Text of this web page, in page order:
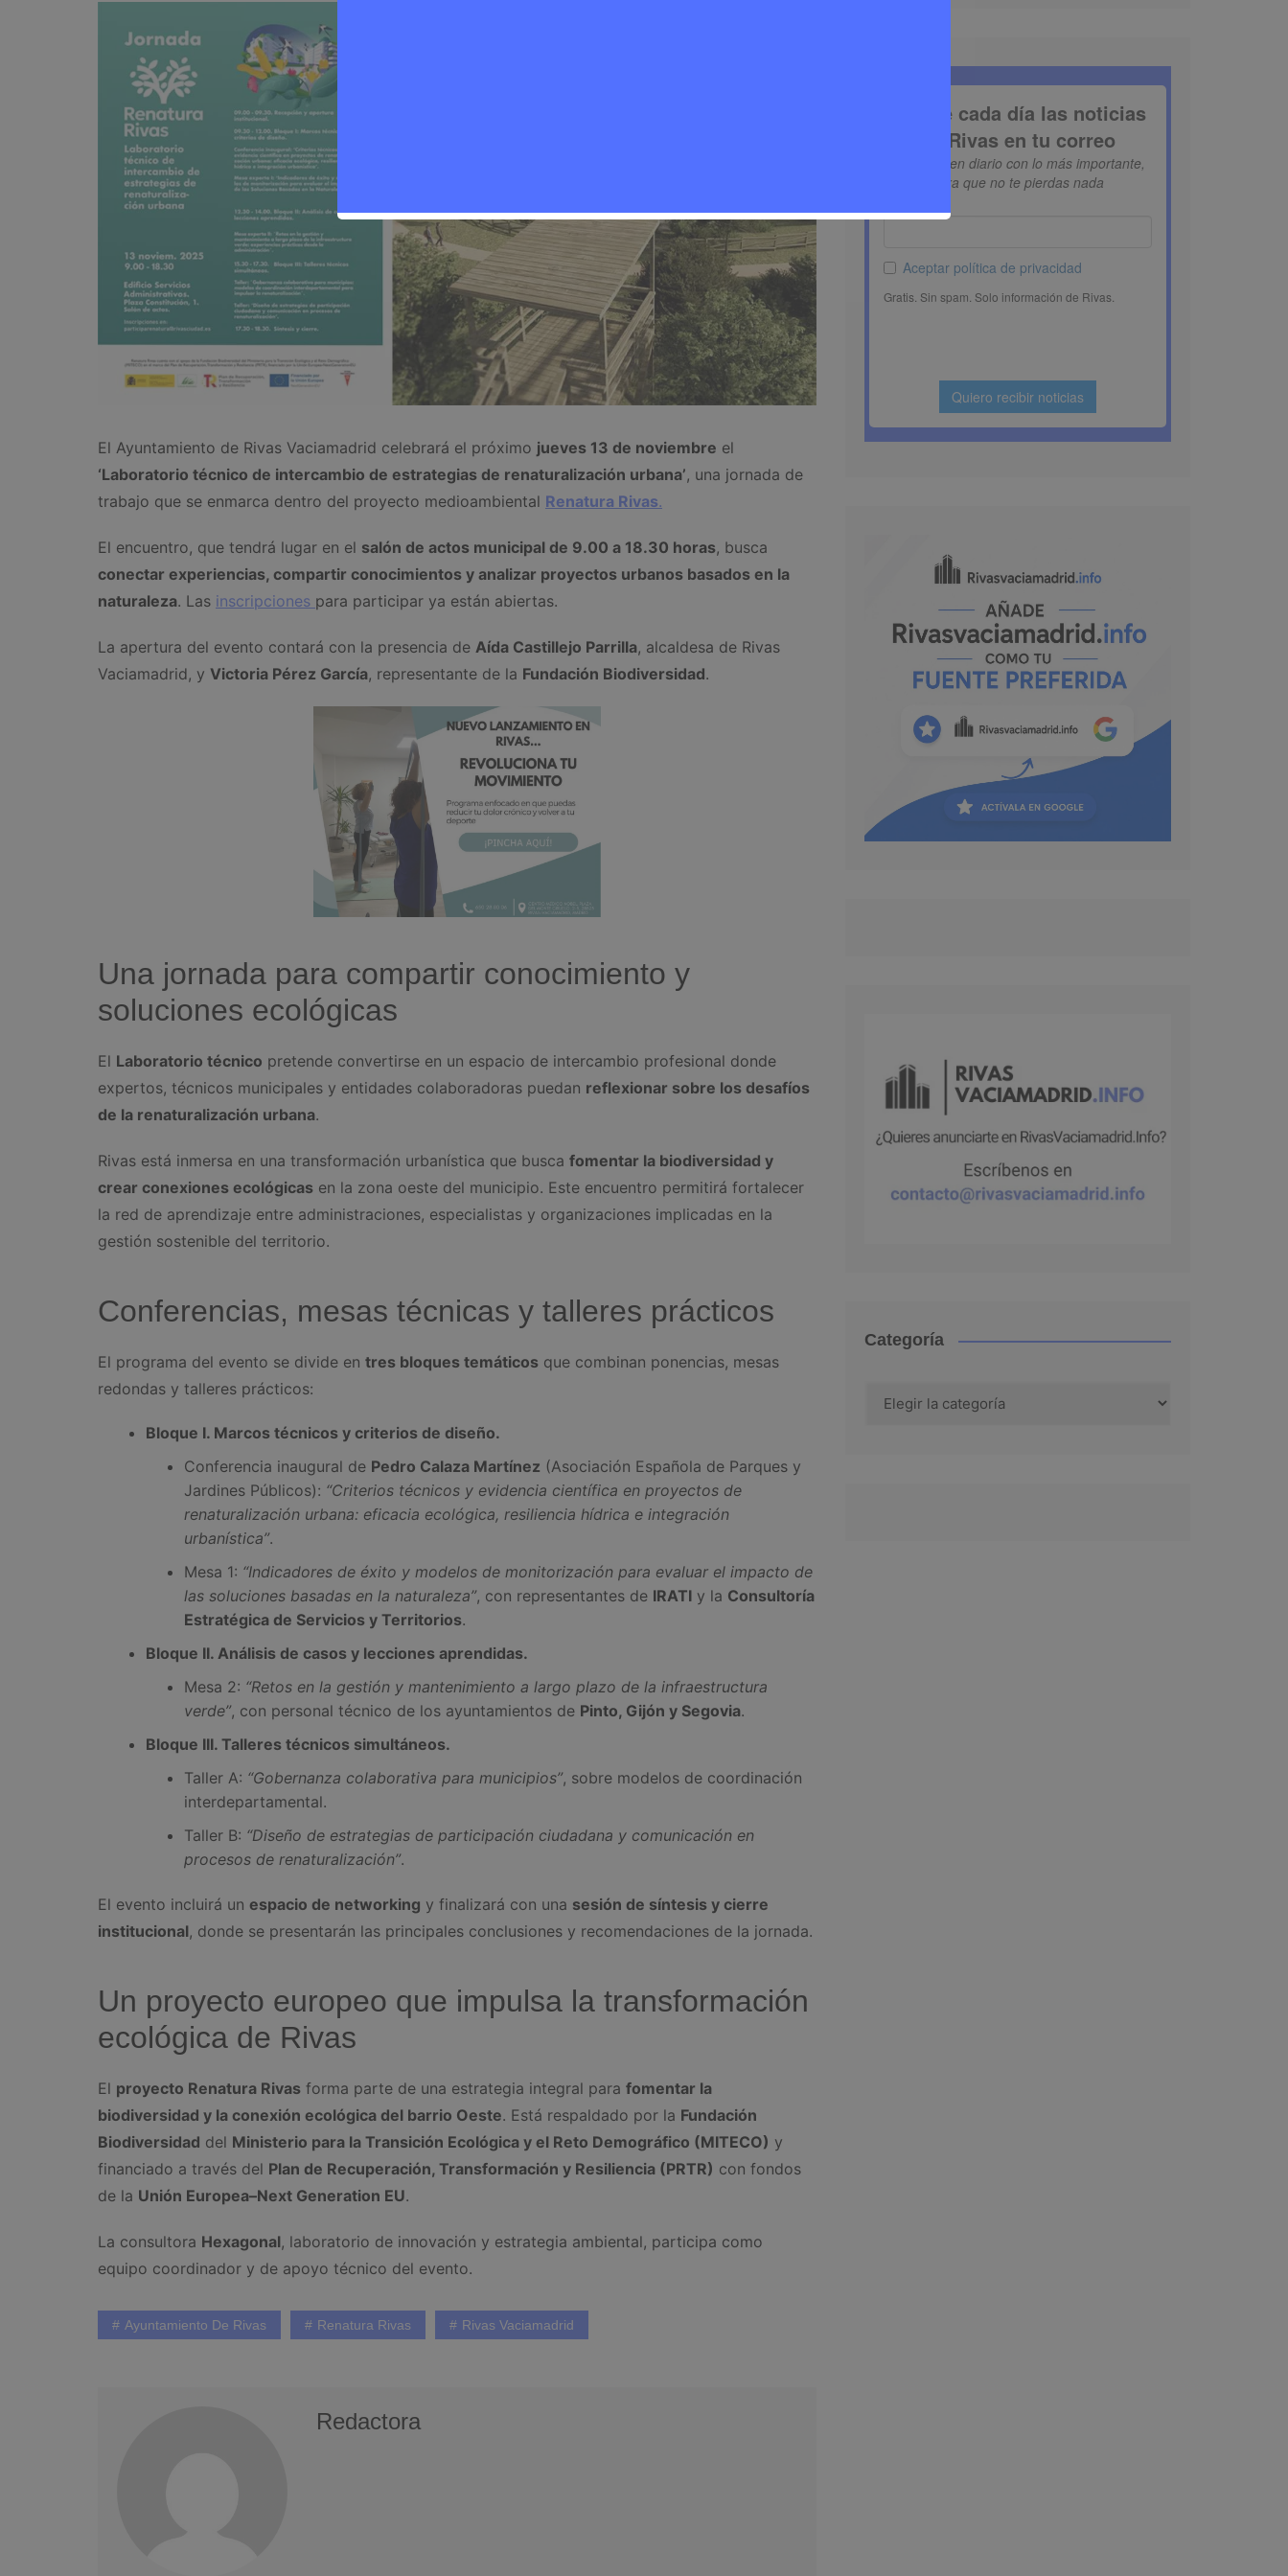
El Ayuntamiento de Rivas Vaciamadrid celebrará el próximo jueves 13 de noviembre el
‘Laboratorio técnico de intercambio de estrategias de renaturalización urbana’, una jornada de
trabajo que se enmarca dentro del proyecto medioambiental Renatura Rivas.
El encuentro, que tendrá lugar en el salón de actos municipal de 9.00 a 18.30 horas, busca
conectar experiencias, compartir conocimientos y analizar proyectos urbanos basados en la
naturaleza. Las inscripciones para participar ya están abiertas.
La apertura del evento contará con la presencia de Aída Castillejo Parrilla, alcaldesa de Rivas
Vaciamadrid, y Victoria Pérez García, representante de la Fundación Biodiversidad.
Una jornada para compartir conocimiento y
soluciones ecológicas
El Laboratorio técnico pretende convertirse en un espacio de intercambio profesional donde
expertos, técnicos municipales y entidades colaboradoras puedan reflexionar sobre los desafíos
de la renaturalización urbana.
Rivas está inmersa en una transformación urbanística que busca fomentar la biodiversidad y
crear conexiones ecológicas en la zona oeste del municipio. Este encuentro permitirá fortalecer
la red de aprendizaje entre administraciones, especialistas y organizaciones implicadas en la
gestión sostenible del territorio.
Conferencias, mesas técnicas y talleres prácticos
El programa del evento se divide en tres bloques temáticos que combinan ponencias, mesas
redondas y talleres prácticos:
Bloque I. Marcos técnicos y criterios de diseño.
Conferencia inaugural de Pedro Calaza Martínez (Asociación Española de Parques y
Jardines Públicos): “Criterios técnicos y evidencia científica en proyectos de
renaturalización urbana: eficacia ecológica, resiliencia hídrica e integración
urbanística”.
Mesa 1: “Indicadores de éxito y modelos de monitorización para evaluar el impacto de
las soluciones basadas en la naturaleza”, con representantes de IRATI y la Consultoría
Estratégica de Servicios y Territorios.
Bloque II. Análisis de casos y lecciones aprendidas.
Mesa 2: “Retos en la gestión y mantenimiento a largo plazo de la infraestructura
verde”, con personal técnico de los ayuntamientos de Pinto, Gijón y Segovia.
Bloque III. Talleres técnicos simultáneos.
Taller A: “Gobernanza colaborativa para municipios”, sobre modelos de coordinación
interdepartamental.
Taller B: “Diseño de estrategias de participación ciudadana y comunicación en
procesos de renaturalización”.
El evento incluirá un espacio de networking y finalizará con una sesión de síntesis y cierre
institucional, donde se presentarán las principales conclusiones y recomendaciones de la jornada.
Un proyecto europeo que impulsa la transformación
ecológica de Rivas
El proyecto Renatura Rivas forma parte de una estrategia integral para fomentar la
biodiversidad y la conexión ecológica del barrio Oeste. Está respaldado por la Fundación
Biodiversidad del Ministerio para la Transición Ecológica y el Reto Demográfico (MITECO) y
financiado a través del Plan de Recuperación, Transformación y Resiliencia (PRTR) con fondos
de la Unión Europea–Next Generation EU.
La consultora Hexagonal, laboratorio de innovación y estrategia ambiental, participa como
equipo coordinador y de apoyo técnico del evento.
Ayuntamiento De Rivas Renatura Rivas Rivas Vaciamadrid
Redactora
Categoría